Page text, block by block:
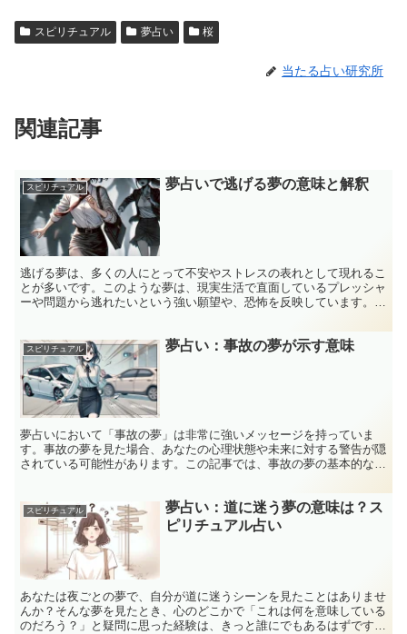
スピリチュアル 夢占い 桜
当たる占い研究所
関連記事
スピリチュアル 夢占いで逃げる夢の意味と解釈
逃げる夢は、多くの人にとって不安やストレスの表れとして現れるこ
とが多いです。このような夢は、現実生活で直面しているプレッシャ
ーや問題から逃れたいという強い願望や、恐怖を反映しています。貴
スピリチュアル 夢占い：事故の夢が示す意味
夢占いにおいて「事故の夢」は非常に強いメッセージを持っていま
す。事故の夢を見た場合、あなたの心理状態や未来に対する警告が隠
されている可能性があります。この記事では、事故の夢の基本的な意
スピリチュアル
夢占い：道に迷う夢の意味は？ス
ピリチュアル占い
あなたは夜ごとの夢で、自分が道に迷うシーンを見たことはありませ
んか？そんな夢を見たとき、心のどこかで「これは何を意味している
のだろう？」と疑問に思った経験は、きっと誰にでもあるはずです。